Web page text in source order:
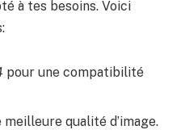
à tes besoins. Voici
pour une compatibilité
meilleure qualité d’image.